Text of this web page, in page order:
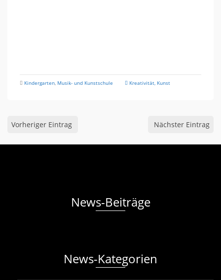
Kindergarten, Musik- und Kunstschule Kreativität, Kunst
Vorheriger Eintrag Nächster Eintrag
News-Beiträge
News-Kategorien